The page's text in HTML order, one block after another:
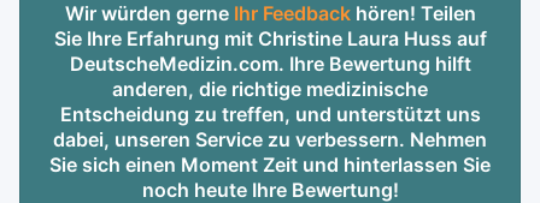
Wir würden gerne Ihr Feedbackhören! Teilen
Sie Ihre Erfahrung mit Christine Laura Huss auf
DeutscheMedizin.com. Ihre Bewertung hilft
anderen, die richtige medizinische
Entscheidung zu treffen, und unterstützt uns
dabei, unseren Service zu verbessern. Nehmen
Sie sich einen Moment Zeit und hinterlassen Sie
noch heute Ihre Bewertung!